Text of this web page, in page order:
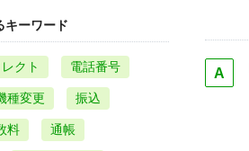
キーワード
クト 電話番号
種変更 振込
料 通帳